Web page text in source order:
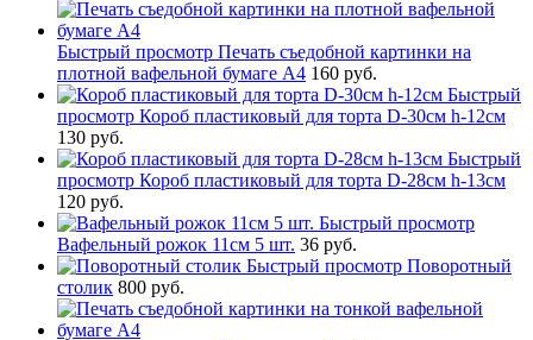
Быстрый просмотр Печать съедобной картинки на
плотной вафельной бумаге А4 160 руб.
Быстрый
просмотр Короб пластиковый для торта D-30см h-12см
130 руб.
Быстрый
просмотр Короб пластиковый для торта D-28см h-13см
120 руб.
Быстрый просмотр
Вафельный рожок 11см 5 шт. 36 руб.
Быстрый просмотр Поворотный
столик 800 руб.